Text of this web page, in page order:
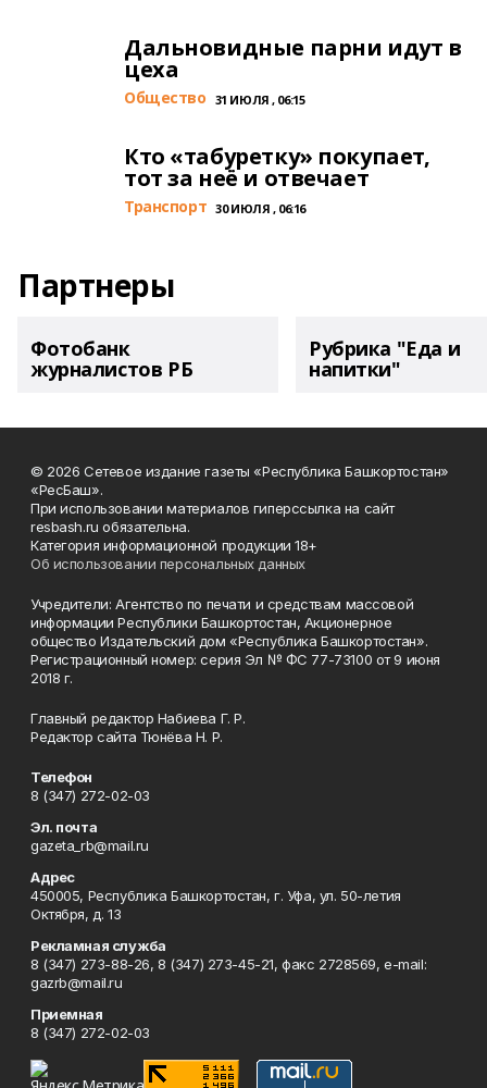
Дальновидные парни идут в
цеха
Общество 31 ИЮЛЯ , 06:15
Кто «табуретку» покупает,
тот за неё и отвечает
Транспорт 30 ИЮЛЯ , 06:16
Партнеры
Фотобанк
журналистов РБ
Рубрика "Еда и
напитки"
© 2026 Сетевое издание газеты «Республика Башкортостан»
«РесБаш».
При использовании материалов гиперссылка на сайт
resbash.ru обязательна.
Категория информационной продукции 18+
Об использовании персональных данных
Учредители: Агентство по печати и средствам массовой
информации Республики Башкортостан, Акционерное
общество Издательский дом «Республика Башкортостан».
Регистрационный номер: серия Эл № ФС 77-73100 от 9 июня
2018 г.
Главный редактор Набиева Г. Р.
Редактор сайта Тюнёва Н. Р.
Телефон
8 (347) 272-02-03
Эл. почта
gazeta_rb@mail.ru
Адрес
450005, Республика Башкортостан, г. Уфа, ул. 50-летия
Октября, д. 13
Рекламная служба
8 (347) 273-88-26, 8 (347) 273-45-21, факс 2728569, e-mail:
gazrb@mail.ru
Приемная
8 (347) 272-02-03